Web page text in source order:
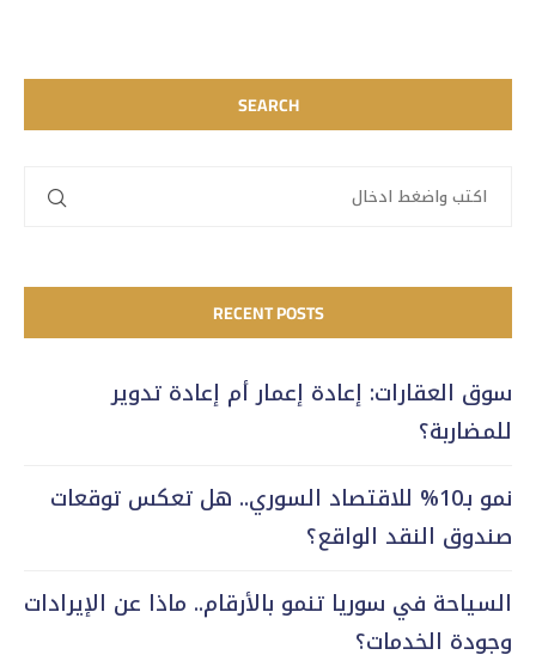
SEARCH
RECENT POSTS
سوق العقارات: إعادة إعمار أم إعادة تدوير
للمضاربة؟
نمو بـ10% للاقتصاد السوري.. هل تعكس توقعات
صندوق النقد الواقع؟
السياحة في سوريا تنمو بالأرقام.. ماذا عن الإيرادات
وجودة الخدمات؟